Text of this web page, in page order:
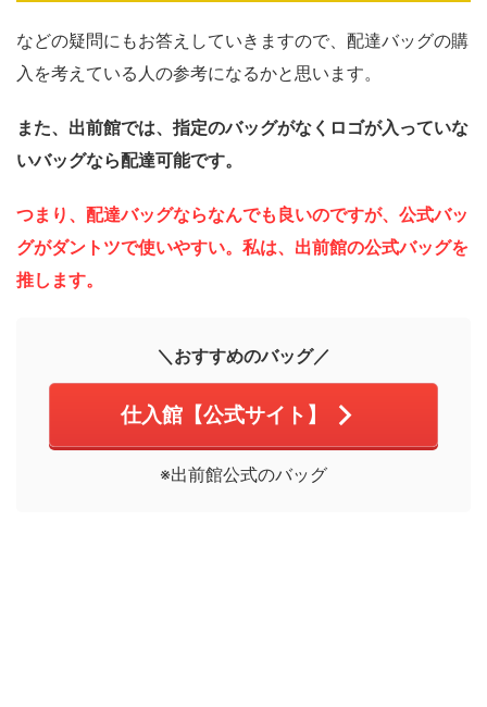
などの疑問にもお答えしていきますので、配達バッグの購
入を考えている人の参考になるかと思います。
また、出前館では、指定のバッグがなくロゴが入っていな
いバッグなら配達可能です。
つまり、配達バッグならなんでも良いのですが、公式バッ
グがダントツで使いやすい。私は、出前館の公式バッグを
推します。
＼おすすめのバッグ／
仕入館【公式サイト】
※出前館公式のバッグ